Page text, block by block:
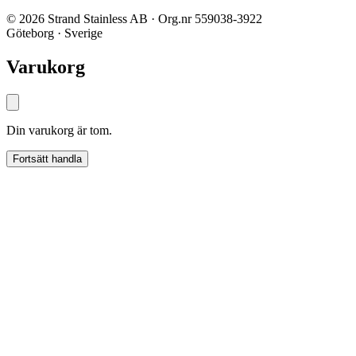
© 2026 Strand Stainless AB · Org.nr 559038-3922
Göteborg · Sverige
Varukorg
Din varukorg är tom.
Fortsätt handla